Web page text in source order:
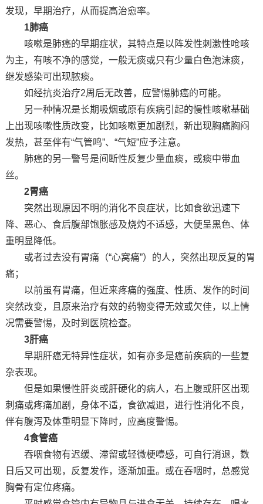
发现，早期治疗，从而提高治愈率。
1肺癌
咳嗽是肺癌的早期症状，其特点是以阵发性刺激性呛咳
为主，有咳不净的感觉，一般无痰或只有少量白色泡沫痰，
继发感染可出现脓痰。
如经抗炎治疗2周后无改善，应警惕肺癌的可能。
另一种情况是长期吸烟或原有疾病引起的慢性咳嗽基础
上出现咳嗽性质改变，比如咳嗽更加剧烈，新出现胸痛胸闷
发热，甚至伴有“气管鸣”、“气短”应予注意。
肺癌的另一警号是间断性反复少量血痰，或痰中带血
丝。
2胃癌
突然出现原因不明的消化不良症状，比如食欲迅速下
降、恶心、食后腹部饱胀感及烧灼不适感，大便呈黑色、体
重明显降低。
或者过去没有胃痛（“心窝痛”）的人，突然出现反复的胃
痛；
以前虽有胃痛，但近来疼痛的强度、性质、发作的时间
突然改变，且原来治疗有效的药物变得无效或欠佳，以上情
况需要警惕，及时到医院检查。
3肝癌
早期肝癌无特异性症状，如有亦多是癌前疾病的一些复
杂表现。
但是如果慢性肝炎或肝硬化的病人，右上腹或肝区出现
刺痛或疼痛加剧，身体不适，食欲减退，进行性消化不良，
伴有腹泻及体重明显下降时，应高度警惕。
4食管癌
吞咽食物有迟缓、滞留或轻微梗噎感，可自行消退，数
日后又可出现，反复发作，逐渐加重。或在吞咽时，总感觉
胸骨有定位疼痛。